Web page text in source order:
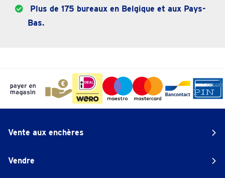
Plus de 175 bureaux en Belgique et aux Pays-
Bas.
Vente aux enchères
Vendre